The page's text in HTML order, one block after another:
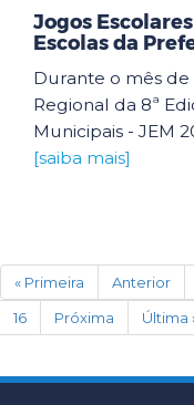
Jogos
Escolas da
Durante o mês
Regional da 8ª
Municipais - JEM
[saiba mais]
« Primeira Anterior
16
Próxima Última